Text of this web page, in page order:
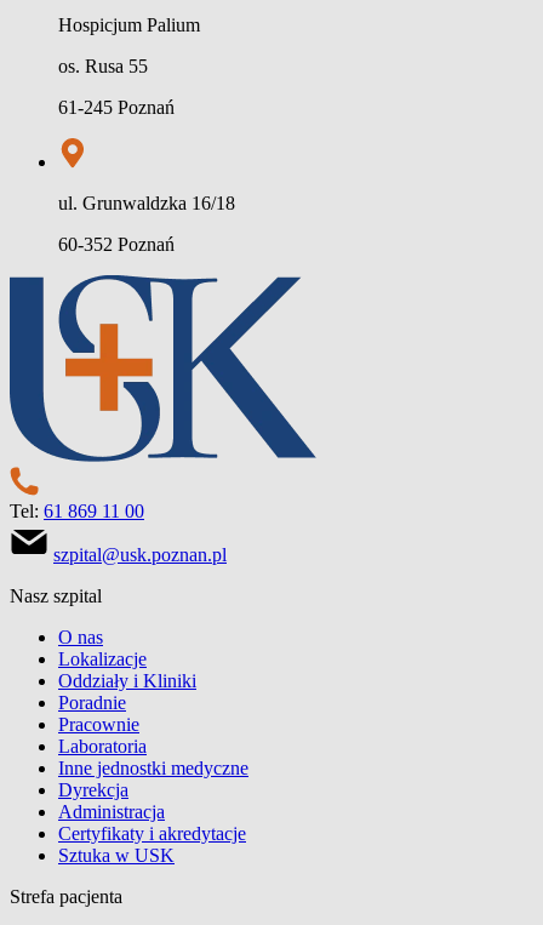
Hospicjum Palium
os. Rusa 55
61-245 Poznań
ul. Grunwaldzka 16/18
60-352 Poznań
Tel: 61 869 11 00
szpital@usk.poznan.pl
Nasz szpital
O nas
Lokalizacje
Oddziały i Kliniki
Poradnie
Pracownie
Laboratoria
Inne jednostki medyczne
Dyrekcja
Administracja
Certyfikaty i akredytacje
Sztuka w USK
Strefa pacjenta